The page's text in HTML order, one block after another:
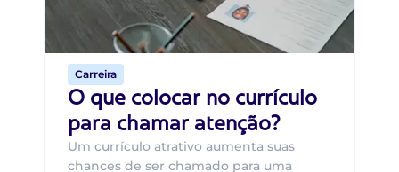
Carreira
O que colocar no currículo
para chamar atenção?
Um currículo atrativo aumenta suas
chances de ser chamado para uma